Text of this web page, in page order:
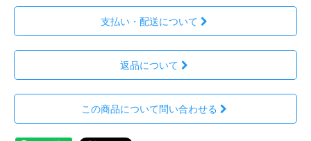
支払い・配送について
返品について
この商品について問い合わせる